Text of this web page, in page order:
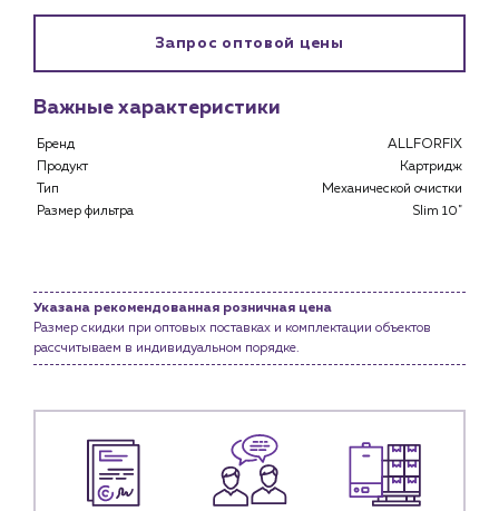
Монтажным бригадам
Предприятиям и юр.лицам
О компании
Водоснабжение и теплоснабжение
Портфолио
Новости
Контакты
Контактные данные
Запрос оптовой цены
Важные характеристики
Бренд
ALLFORFIX
Продукт
Картридж
Тип
Механической очистки
Размер фильтра
Slim 10"
Указана рекомендованная розничная цена
Размер скидки при оптовых поставках и комплектации объектов
рассчитываем в индивидуальном порядке.